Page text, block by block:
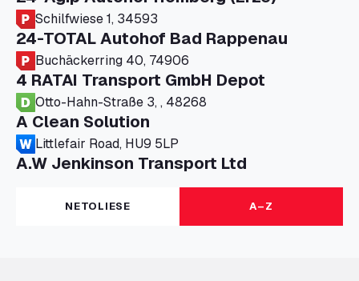
Schilfwiese 1, 34593
24-TOTAL Autohof Bad Rappenau
Buchäckerring 40, 74906
4 RATAI Transport GmbH Depot
Otto-Hahn-Straße 3, , 48268
A Clean Solution
Littlefair Road, HU9 5LP
A.W Jenkinson Transport Ltd
Progress House, ME11 5GA
A+G Nettetal - Depot Parking
Am Panneschopp 7, 41334
NETOLIESE A–Z